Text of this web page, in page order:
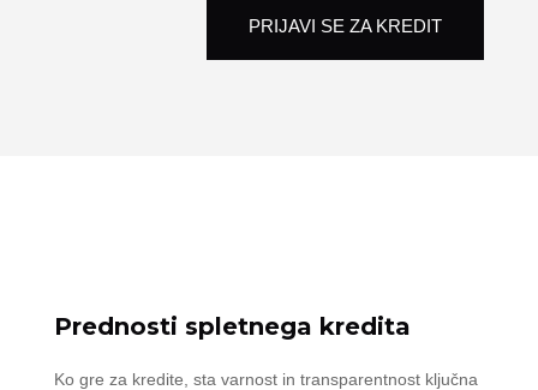
PRIJAVI SE ZA KREDIT
Prednosti spletnega kredita
Ko gre za kredite, sta varnost in transparentnost ključna